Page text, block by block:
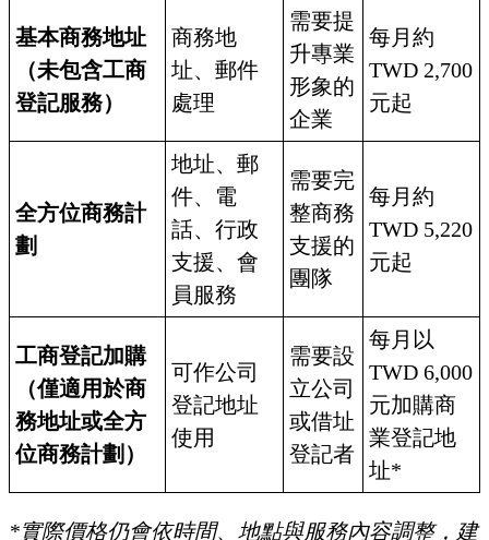
基本商務地址
（未包含工商
登記服務）
商務地
址、郵件
處理
需要提
升專業
形象的
企業
每月約
TWD 2,700
元起
全方位商務計
劃
地址、郵
件、電
話、行政
支援、會
員服務
需要完
整商務
支援的
團隊
每月約
TWD 5,220
元起
工商登記加購
（僅適用於商
務地址或全方
位商務計劃）
可作公司
登記地址
使用
需要設
立公司
或借址
登記者
每月以
TWD 6,000
元加購商
業登記地
址*
*實際價格仍會依時間、地點與服務內容調整，建